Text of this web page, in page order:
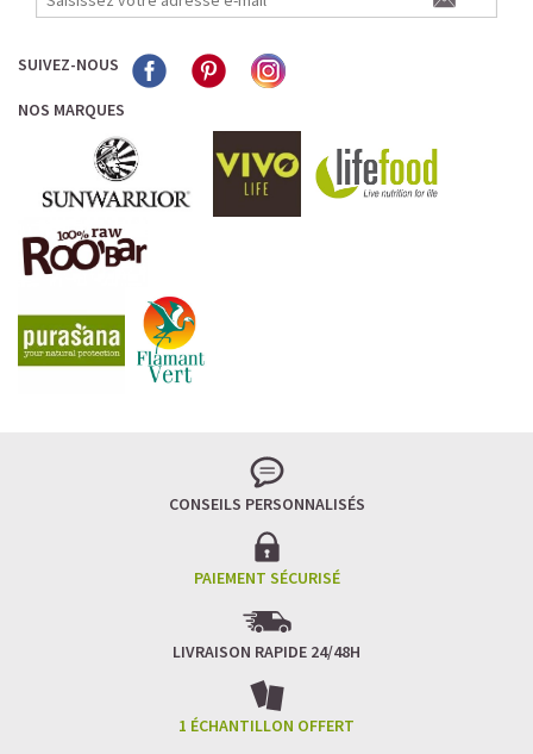
LA FRAÎCHEUR VERTE QUI APAISE L’ESPRIT
Le matcha, ce thé japonais se marie à la douceur du lait
tout en stimulant la concentration.
Un goût légèrement herbacé, addictif et plein de
Idéal pour : recharger ses batteries sans caféine,
hydrater, et retrouver focus et sérénité.
Matcha Latte Glacé Protéiné
SAWONDO RÉINVENTE LE PLAISIR DES CAFÉS GLACÉS
✅ Sans sucre raffiné
SUIVEZ-NOUS
NOS MARQUES
CONSEILS PERSONNALISÉS
PAIEMENT SÉCURISÉ
LIVRAISON RAPIDE 24/48H
1 ÉCHANTILLON OFFERT